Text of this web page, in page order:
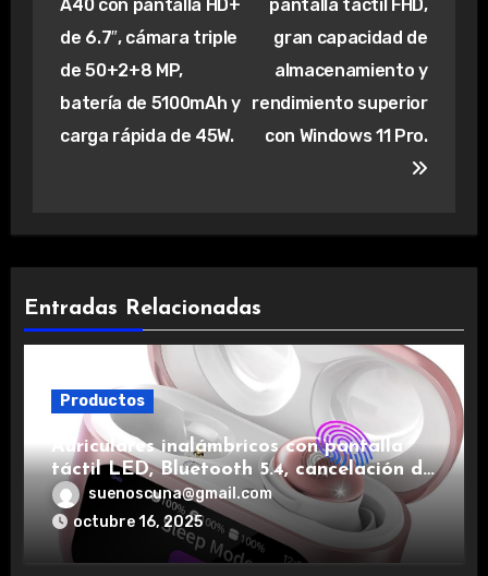
entradas
A40 con pantalla HD+
de 6.7″, cámara triple
de 50+2+8 MP,
batería de 5100mAh y
carga rápida de 45W.
pantalla táctil FHD,
gran capacidad de
almacenamiento y
rendimiento superior
con Windows 11 Pro.
Entradas Relacionadas
Productos
Auriculares inalámbricos con pantalla
táctil LED, Bluetooth 5.4, cancelación de
ruido, impermeables y de larga duración.
suenoscuna@gmail.com
octubre 16, 2025